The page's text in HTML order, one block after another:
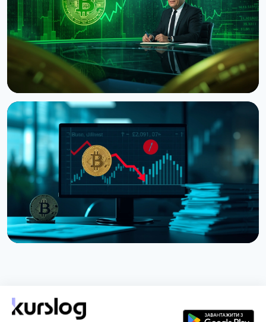
8 серпня 2026 р.5 хв читання
Ведучий CNBC Джим Крамер продає Bitcoin через
квантову загрозу від IBM
5 серпня 2026 р. 4 хв читання
31 липня 2026 р.5 хв читання